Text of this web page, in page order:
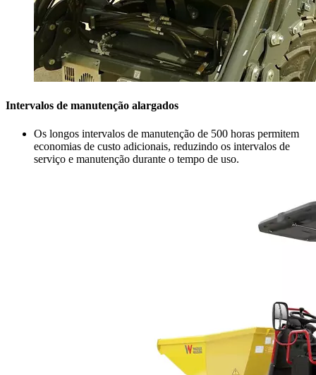
Intervalos de manutenção alargados
Os longos intervalos de manutenção de 500 horas permitem
economias de custo adicionais, reduzindo os intervalos de
serviço e manutenção durante o tempo de uso.